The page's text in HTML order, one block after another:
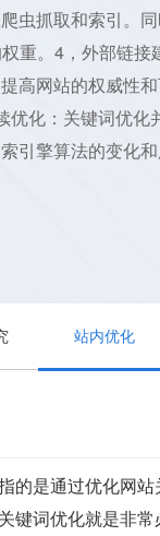
虫抓取和索引。
重。4，外部链接
高网站的权威性
化：关键词优化
引擎算法的变化
站内优化
的是通过优化网
键词优化就是非